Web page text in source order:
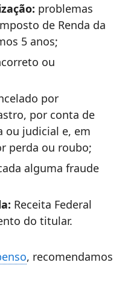
problemas
de Renda da
5 anos;
ou
por
por conta de
ou judicial e, em
perda ou roubo;
alguma fraude
Receita Federal
do titular.
, recomendamos